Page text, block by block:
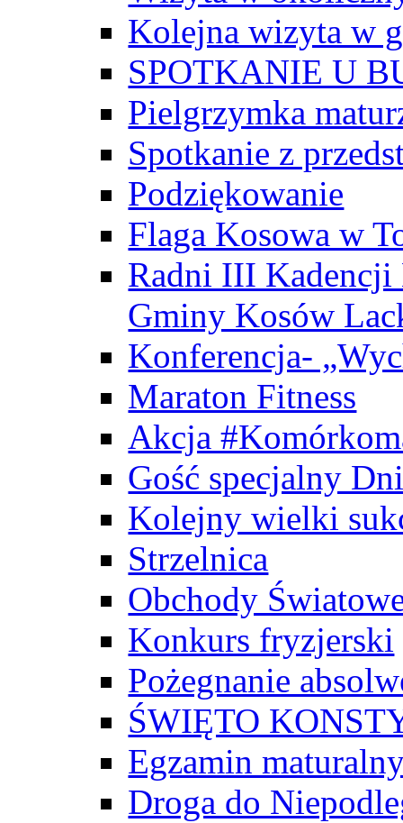
Kolejna wizyta w
SPOTKANIE U
Pielgrzymka
Spotkanie z
Podziękowanie
Flaga Kosowa w
Radni III Kadencji
Gminy Kosów
Konferencja-
Maraton Fitness
Akcja
Gość specjalny
Kolejny wielki
Strzelnica
Obchody
Konkurs fryzjerski
Pożegnanie
ŚWIĘTO
Egzamin
Droga do